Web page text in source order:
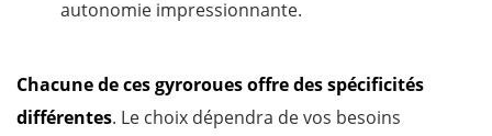
autonomie impressionnante.
Chacune de ces gyroroues offre des spécificités
différentes. Le choix dépendra de vos besoins